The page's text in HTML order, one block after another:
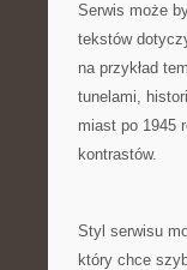
Serwis może
tekstów
na przykład
tunelami,
miast po 1945
kontrastów.
Styl serwisu
który chce